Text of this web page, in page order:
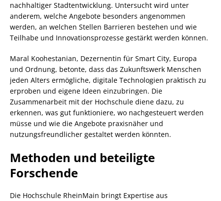
nachhaltiger Stadtentwicklung. Untersucht wird unter
anderem, welche Angebote besonders angenommen
werden, an welchen Stellen Barrieren bestehen und wie
Teilhabe und Innovationsprozesse gestärkt werden können.
Maral Koohestanian, Dezernentin für Smart City, Europa
und Ordnung, betonte, dass das Zukunftswerk Menschen
jeden Alters ermögliche, digitale Technologien praktisch zu
erproben und eigene Ideen einzubringen. Die
Zusammenarbeit mit der Hochschule diene dazu, zu
erkennen, was gut funktioniere, wo nachgesteuert werden
müsse und wie die Angebote praxisnäher und
nutzungsfreundlicher gestaltet werden könnten.
Methoden und beteiligte
Forschende
Die Hochschule RheinMain bringt Expertise aus